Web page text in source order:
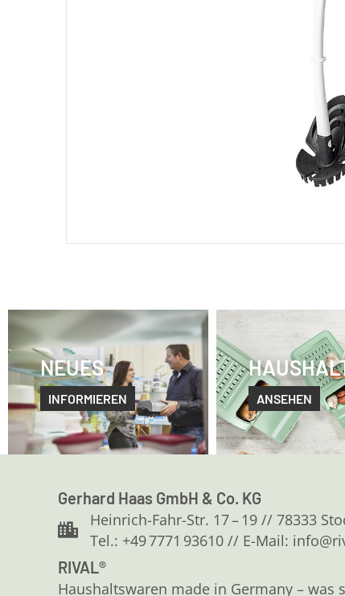
NEUES
INFORMIEREN ANSEHEN
Gerhard Haas GmbH & Co. KG
Heinrich-Fahr-Str. 17 – 19 // 78333
Tel.: +49 7771 93610 // E-Mail:
RIVAL®
Haushaltswaren made in Germany –